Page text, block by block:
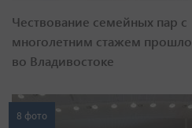
Чествование семейных пар с
многолетним стажем прошло
во Владивостоке
8 фото